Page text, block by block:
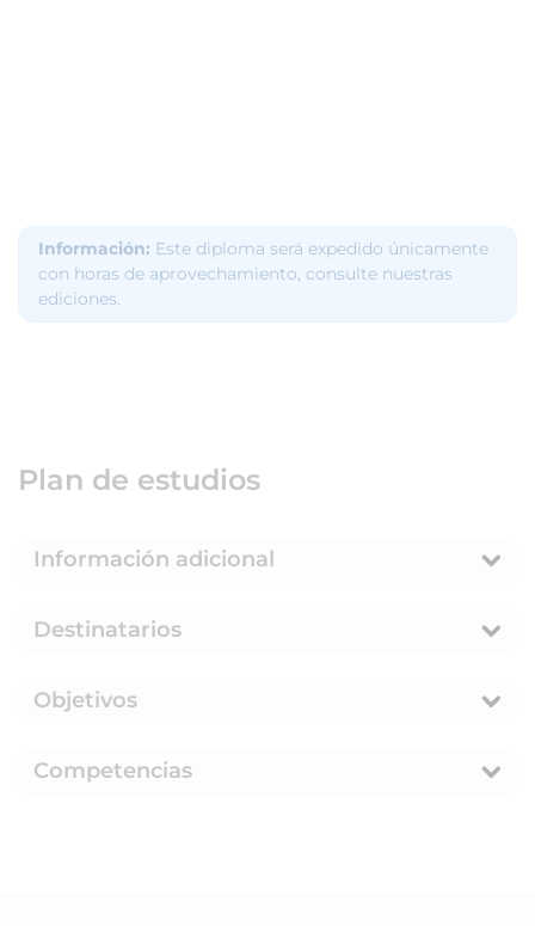
Información: Este diploma será expedido únicamente
con horas de aprovechamiento, consulte nuestras
ediciones.
Plan de estudios
Información adicional
Destinatarios
Objetivos
Competencias